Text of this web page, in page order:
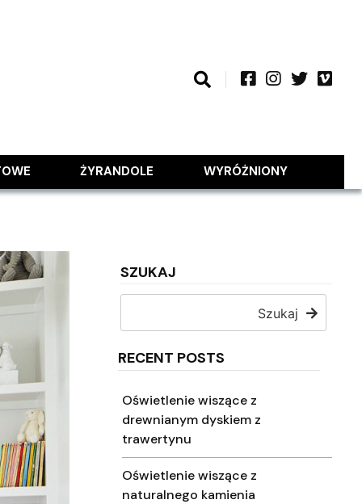
ŻYRANDOLE WYRÓŻNIONY
SZUKAJ
Szukaj
RECENT POSTS
Oświetlenie wiszące z
drewnianym dyskiem z
trawertynu
Oświetlenie wiszące z
naturalnego kamienia